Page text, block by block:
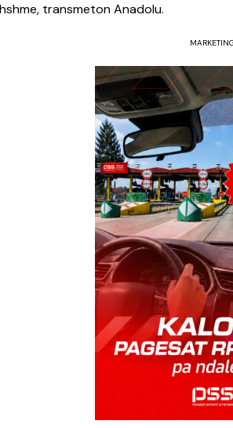
transmeton Anadolu.